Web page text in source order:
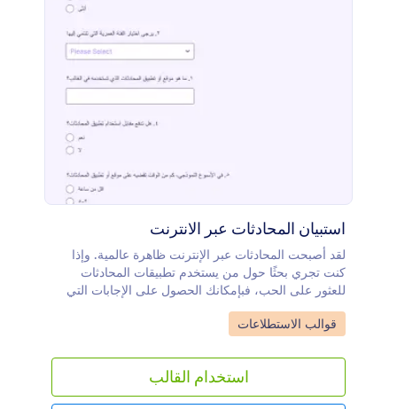
استبيان المحادثات عبر الانترنت
لقد أصبحت المحادثات عبر الإنترنت ظاهرة عالمية. وإذا
كنت تجري بحثًا حول من يستخدم تطبيقات المحادثات
للعثور على الحب، فبإمكانك الحصول على الإجابات التي
تبحث عنها من خلال استبيان المحادثات عبر الإنترنت
المجاني! يحتوي هذا النموذج الجاهز مسبقًا على أسئلة
تطبيقات المحادثات ومدى نجاحهم في العثور على
توافقات، إلى جانب مقياس تقييم وقسم للتعليقات
الإضافية. سيتم استلام الردود فورًا، ويمكنك عرضها من أي
Go to Category:
قوالب الاستطلاعات
استخدام القالب